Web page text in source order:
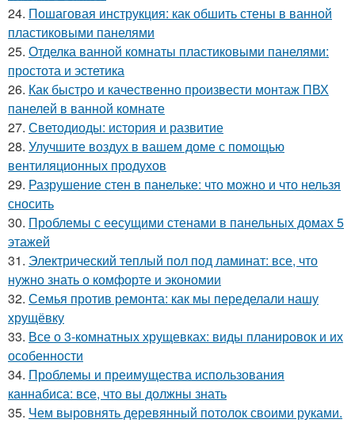
24. Пошаговая инструкция: как обшить стены в ванной
пластиковыми панелями
25. Отделка ванной комнаты пластиковыми панелями:
простота и эстетика
26. Как быстро и качественно произвести монтаж ПВХ
панелей в ванной комнате
27. Светодиоды: история и развитие
28. Улучшите воздух в вашем доме с помощью
вентиляционных продухов
29. Разрушение стен в панельке: что можно и что нельзя
сносить
30. Проблемы с еесущими стенами в панельных домах 5
этажей
31. Электрический теплый пол под ламинат: все, что
нужно знать о комфорте и экономии
32. Семья против ремонта: как мы переделали нашу
хрущёвку
33. Все о 3-комнатных хрущевках: виды планировок и их
особенности
34. Проблемы и преимущества использования
каннабиса: все, что вы должны знать
35. Чем выровнять деревянный потолок своими руками.